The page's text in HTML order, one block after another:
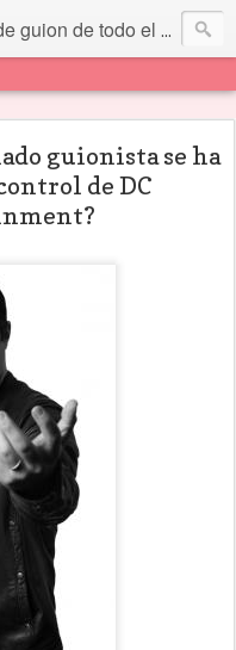
de todo el mundo... Y más.
guionista se ha
de DC